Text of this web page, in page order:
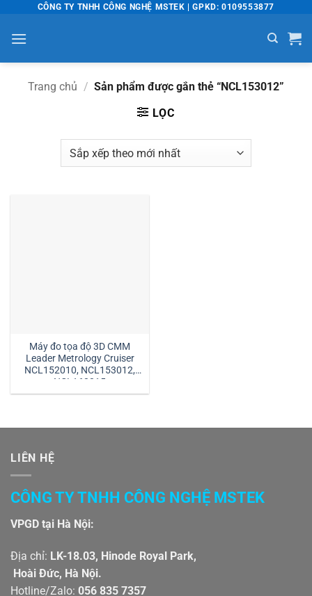
nội
dung
CÔNG TY TNHH CÔNG NGHỆ MSTEK | GPKD: 0109553877
Trang chủ / Sản phẩm được gắn thẻ “NCL153012”
LỌC
Máy đo tọa độ 3D CMM
Leader Metrology Cruiser
NCL152010, NCL153012,
NCL163015
LIÊN HỆ
CÔNG TY TNHH CÔNG NGHỆ MSTEK
VPGD tại Hà Nội:
Địa chỉ: LK-18.03, Hinode Royal Park,
Hoài Đức, Hà Nội.
Hotline/Zalo: 056 835 7357